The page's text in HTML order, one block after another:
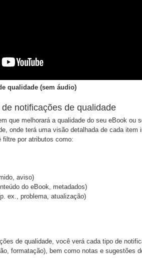
qualidade (sem áudio)
notificações de qualidade
que melhorará a qualidade do seu eBook
onde terá uma visão detalhada de cada
filtre por atributos como:
aviso)
do eBook, metadados)
ex., problema, atualização)
de qualidade, você verá cada tipo de
formatação), bem como notas e sugestões